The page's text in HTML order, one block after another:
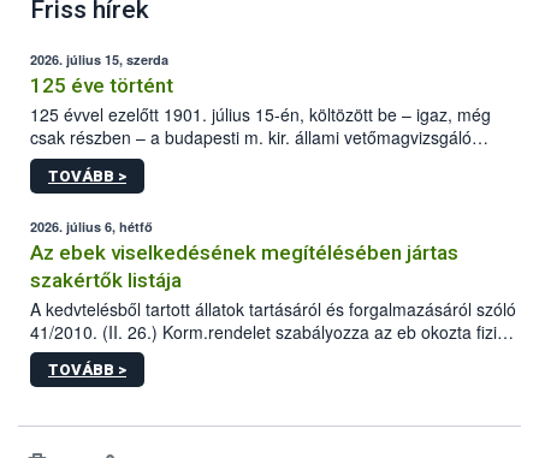
Friss hírek
2026. július 15, szerda
125 éve történt
125 évvel ezelőtt 1901. július 15-én, költözött be – igaz, még
csak részben – a budapesti m. kir. állami vetőmagvizsgáló
állomás a Kis Rókus utca 15. szám alatti, Czigler Győző által
tervezett új épületébe.
TOVÁBB >
2026. július 6, hétfő
Az ebek viselkedésének megítélésében jártas
szakértők listája
A kedvtelésből tartott állatok tartásáról és forgalmazásáról szóló
41/2010. (II. 26.) Korm.rendelet szabályozza az eb okozta fizikai
sérülés, illetve ennek veszélye keletkezésekor felmerülő
hatósági feladatokat, valamint a veszélyes eb tartását és annak
vonni az ebek viselkedésének megítélésében jártas szakértőt.
TOVÁBB >